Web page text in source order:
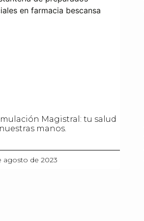
Magistral: tu salud
manos.
agosto de 2023